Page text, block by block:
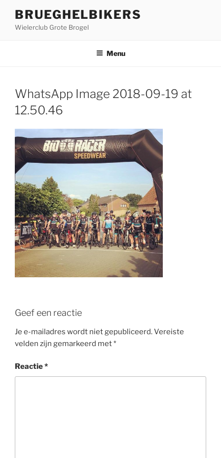
BRUEGHELBIKERS
Wielerclub Grote Brogel
Menu
WhatsApp Image 2018-09-19 at
12.50.46
Geef een reactie
Je e-mailadres wordt niet gepubliceerd.Vereiste
velden zijn gemarkeerd met*
Reactie*